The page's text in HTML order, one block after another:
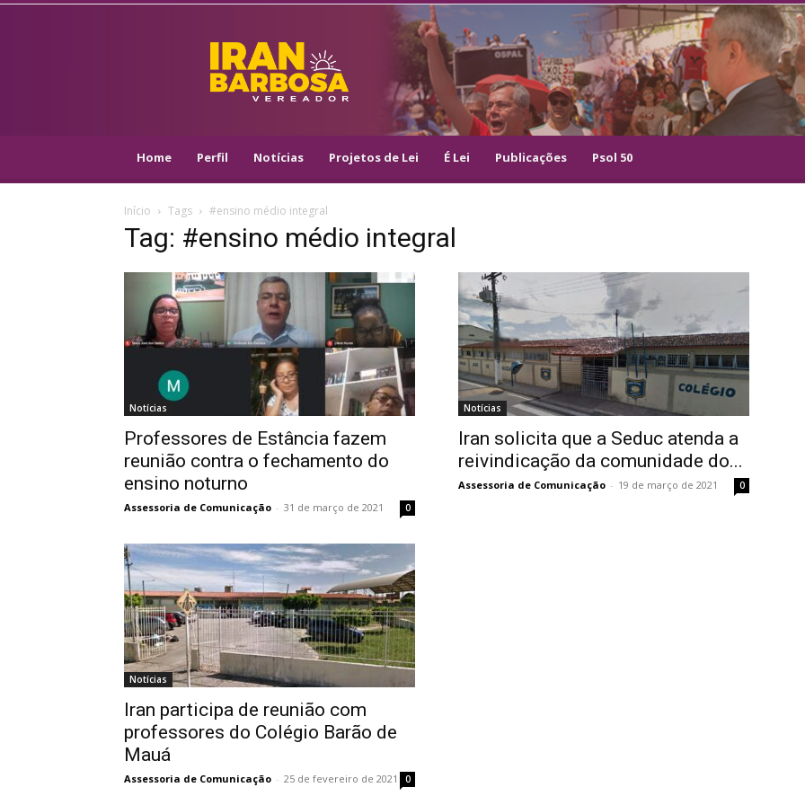
IRAN
BARBOSA
–
VEREADOR
–
Home Perfil Notícias Projetos de Lei É Lei Publicações Psol 50
Início Tags #ensino médio integral
Tag: #ensino médio integral
Notícias
Professores de Estância fazem
reunião contra o fechamento do
ensino noturno
Assessoria de Comunicação - 31 de março de 2021 0
Notícias
Iran solicita que a Seduc atenda a
reivindicação da comunidade do...
Assessoria de Comunicação - 19 de março de 2021 0
Notícias
Iran participa de reunião com
professores do Colégio Barão de
Mauá
Assessoria de Comunicação - 25 de fevereiro de 2021 0